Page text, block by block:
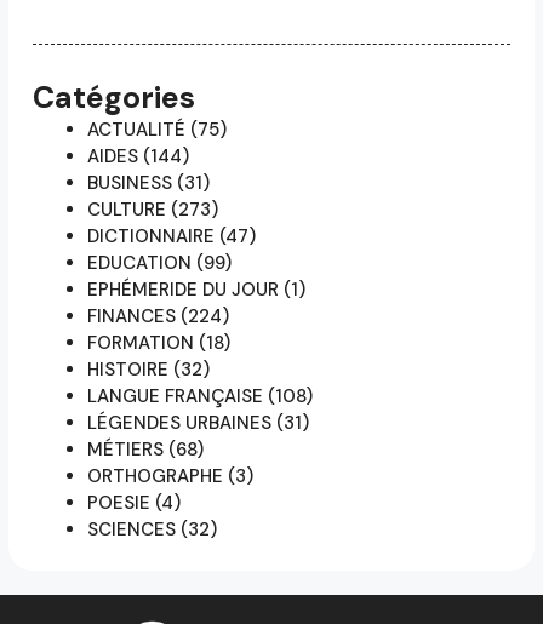
Catégories
ACTUALITÉ (75)
AIDES (144)
BUSINESS (31)
CULTURE (273)
DICTIONNAIRE (47)
EDUCATION (99)
EPHÉMERIDE DU JOUR (1)
FINANCES (224)
FORMATION (18)
HISTOIRE (32)
LANGUE FRANÇAISE (108)
LÉGENDES URBAINES (31)
MÉTIERS (68)
ORTHOGRAPHE (3)
POESIE (4)
SCIENCES (32)